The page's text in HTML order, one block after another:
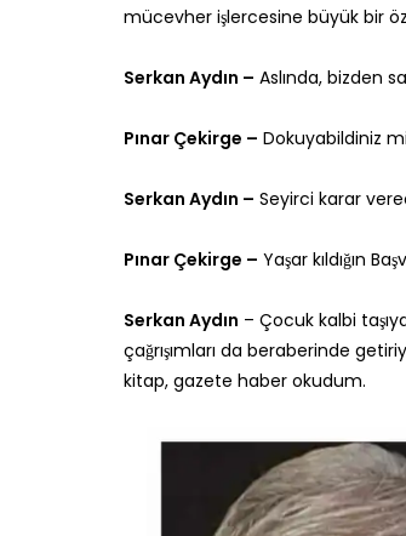
mücevher işlercesine büyük bir
Serkan Aydın – Aslında, bizden
Pınar Çekirge – Dokuyabildiniz
Serkan Aydın – Seyirci karar
Pınar Çekirge – Yaşar kıldığın
Serkan Aydın – Çocuk kalbi
çağrışımları da beraberinde
kitap, gazete haber okudum.